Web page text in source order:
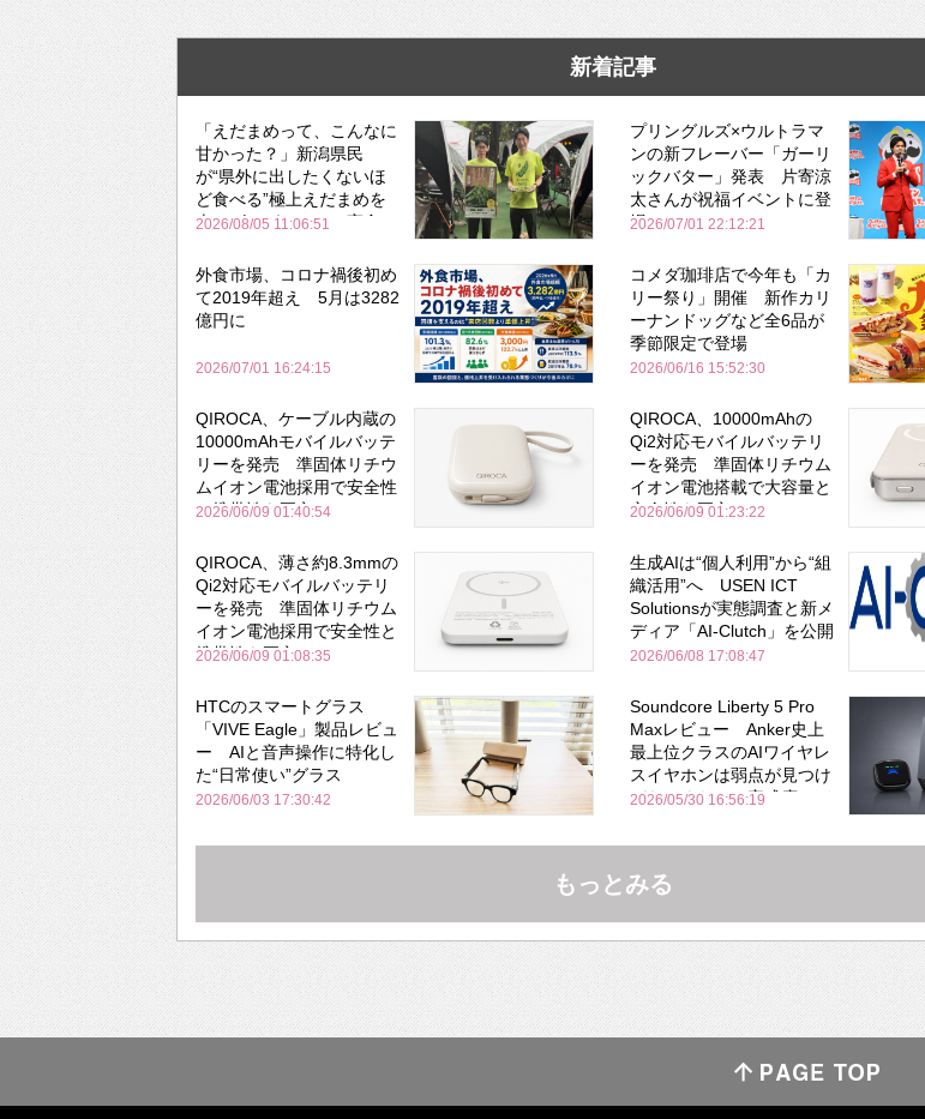
新着記事
「えだまめって、こんなに
甘かった？」新潟県民
が“県外に出したくないほ
ど食べる”極上えだまめを
森のビアガーデンで実食
2026/08/05 11:06:51
プリングルズ×ウルトラマ
ンの新フレーバー「ガーリ
ックバター」発表 片寄涼
太さんが祝福イベントに登
場
2026/07/01 22:12:21
外食市場、コロナ禍後初め
て2019年超え 5月は3282
億円に
2026/07/01 16:24:15
コメダ珈琲店で今年も「カ
リー祭り」開催 新作カリ
ーナンドッグなど全6品が
季節限定で登場
2026/06/16 15:52:30
QIROCA、ケーブル内蔵の
10000mAhモバイルバッテ
リーを発売 準固体リチウ
ムイオン電池採用で安全性
と携帯性を両立
2026/06/09 01:40:54
QIROCA、10000mAhの
Qi2対応モバイルバッテリ
ーを発売 準固体リチウム
イオン電池搭載で大容量と
安全性を両立
2026/06/09 01:23:22
QIROCA、薄さ約8.3mmの
Qi2対応モバイルバッテリ
ーを発売 準固体リチウム
イオン電池採用で安全性と
携帯性を両立
2026/06/09 01:08:35
生成AIは“個人利用”から“組
織活用”へ USEN ICT
Solutionsが実態調査と新メ
ディア「AI-Clutch」を公開
2026/06/08 17:08:47
HTCのスマートグラス
「VIVE Eagle」製品レビュ
ー AIと音声操作に特化し
た“日常使い”グラス
2026/06/03 17:30:42
Soundcore Liberty 5 Pro
Maxレビュー Anker史上
最上位クラスのAIワイヤレ
スイヤホンは弱点が見つけ
づらいくらいの完成度にび
Bose並み
2026/05/30 16:56:19
もっとみる